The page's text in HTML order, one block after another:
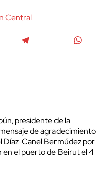
Central
presidente de la
de agradecimiento
Díaz-Canel Bermúdez por
en el puerto de Beirut el 4